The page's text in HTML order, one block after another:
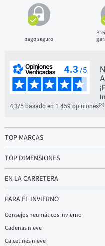
pago seguro
4,3/5 basado en 1 459 opiniones(3)
TOP MARCAS
TOP DIMENSIONES
EN LA CARRETERA
PARA EL INVIERNO
Consejos neumáticos invierno
Cadenas nieve
Calcetines nieve